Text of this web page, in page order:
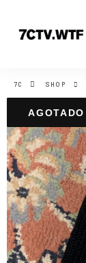
7C SHOP
AGOTADO